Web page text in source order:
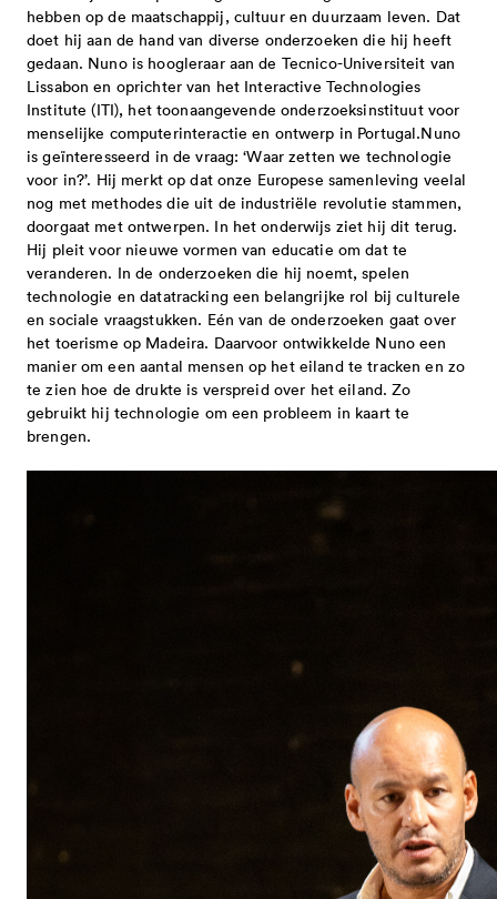
hebben op de maatschappij, cultuur en duurzaam leven. Dat
doet hij aan de hand van diverse onderzoeken die hij heeft
gedaan. Nuno is hoogleraar aan de Tecnico-Universiteit van
Lissabon en oprichter van het Interactive Technologies
Institute (ITI), het toonaangevende onderzoeksinstituut voor
menselijke computerinteractie en ontwerp in Portugal.Nuno
is geïnteresseerd in de vraag: ‘Waar zetten we technologie
voor in?’. Hij merkt op dat onze Europese samenleving veelal
nog met methodes die uit de industriële revolutie stammen,
doorgaat met ontwerpen. In het onderwijs ziet hij dit terug.
Hij pleit voor nieuwe vormen van educatie om dat te
veranderen. In de onderzoeken die hij noemt, spelen
technologie en datatracking een belangrijke rol bij culturele
en sociale vraagstukken. Eén van de onderzoeken gaat over
het toerisme op Madeira. Daarvoor ontwikkelde Nuno een
manier om een aantal mensen op het eiland te tracken en zo
te zien hoe de drukte is verspreid over het eiland. Zo
gebruikt hij technologie om een probleem in kaart te
brengen.